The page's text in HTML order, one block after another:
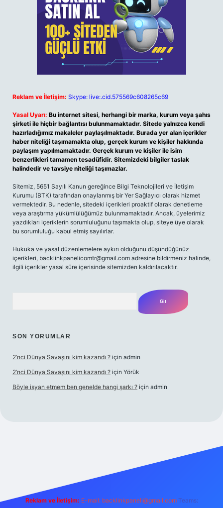
Reklam ve İletişim: Skype: live:.cid.575569c608265c69
Yasal Uyarı: Bu internet sitesi, herhangi bir marka, kurum veya şahıs
şirketi ile hiçbir bağlantısı bulunmamaktadır. Sitede yalnızca kendi
hazırladığımız makaleler paylaşılmaktadır. Burada yer alan içerikler
haber niteliği taşımamakta olup, gerçek kurum ve kişiler hakkında
paylaşım yapılmamaktadır. Gerçek kurum ve kişiler ile isim
benzerlikleri tamamen tesadüfidir. Sitemizdeki bilgiler taslak
halindedir ve tavsiye niteliği taşımazlar.
Sitemiz, 5651 Sayılı Kanun gereğince Bilgi Teknolojileri ve İletişim
Kurumu (BTK) tarafından onaylanmış bir Yer Sağlayıcı olarak hizmet
vermektedir. Bu nedenle, sitedeki içerikleri proaktif olarak denetleme
veya araştırma yükümlülüğümüz bulunmamaktadır. Ancak, üyelerimiz
yazdıkları içeriklerin sorumluluğunu taşımakta olup, siteye üye olarak
bu sorumluluğu kabul etmiş sayılırlar.
Hukuka ve yasal düzenlemelere aykırı olduğunu düşündüğünüz
içerikleri, backlinkpanelicomtr@gmail.com adresine bildirmeniz halinde,
ilgili içerikler yasal süre içerisinde sitemizden kaldırılacaktır.
SON YORUMLAR
2’nci Dünya Savaşını kim kazandı ? için admin
2’nci Dünya Savaşını kim kazandı ? için Yörük
Böyle isyan etmem ben genelde hangi şarkı ? için admin
m elexbet
Reklam ve İletişim: E-mail: backlinkpaneli@gmail.com Teams: